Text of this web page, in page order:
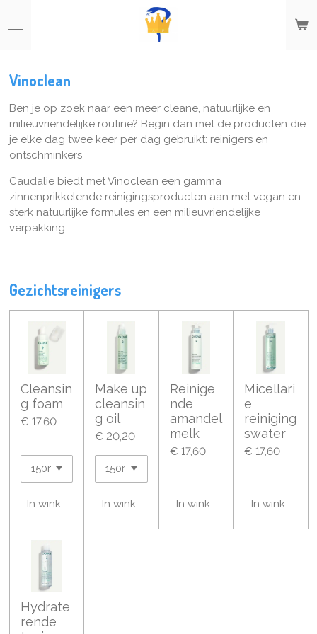
direct
hoofdinhoud
Vinoclean
Ben je op zoek naar een meer cleane, natuurlijke en
milieuvriendelijke routine? Begin dan met de producten die
je elke dag twee keer per dag gebruikt: reinigers en
ontschminkers
Caudalie biedt met Vinoclean een gamma
zinnenprikkelende reinigingsproducten aan met vegan en
sterk natuurlijke formules en een milieuvriendelijke
verpakking.
Gezichtsreinigers
Cleansin
g foam
€ 17,60
In winkelwagen
Make up
cleansin
g oil
€ 20,20
In winkelwagen
Reinige
nde
amandel
melk
€ 17,60
In winkelwagen
Micellari
e
reiniging
swater
€ 17,60
In
Hydrate
rende